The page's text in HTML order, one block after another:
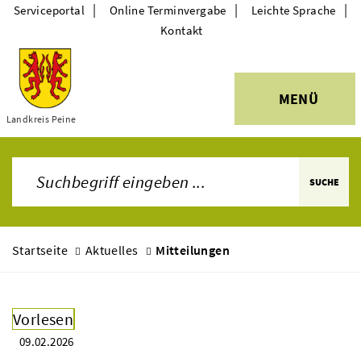
Themen
Landkreis Peine
MENÜ
Serviceportal | Online Terminvergabe | Leichte Sprache |
Kontakt
SUCHE
Startseite Aktuelles Mitteilungen
Vorlesen
09.02.2026